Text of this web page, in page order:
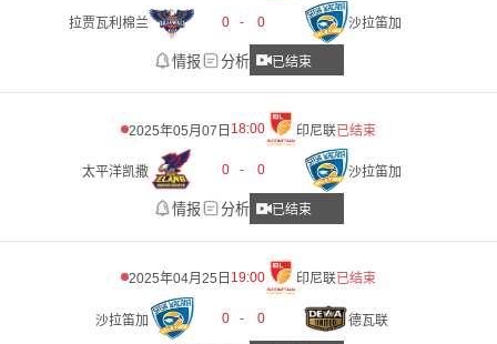
拉贾瓦利棉兰 0 - 0 沙拉笛加
情报 分析 已结束
2025年05月07日 18:00 印尼联已结束
太平洋凯撒 0 - 0 沙拉笛加
情报 分析 已结束
2025年04月25日 19:00 印尼联已结束
沙拉笛加 0 - 0 德瓦联